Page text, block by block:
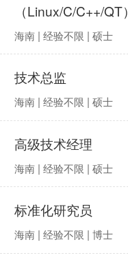
（Linux/C/C++/QT）
海南 | 经验不限 | 硕士
技术总监
海南 | 经验不限 | 硕士
高级技术经理
海南 | 经验不限 | 硕士
标准化研究员
海南 | 经验不限 | 博士